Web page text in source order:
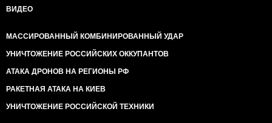
ВИДЕО
МАССИРОВАННЫЙ КОМБИНИРОВАННЫЙ УДАР
УНИЧТОЖЕНИЕ РОССИЙСКИХ ОККУПАНТОВ
АТАКА ДРОНОВ НА РЕГИОНЫ РФ
РАКЕТНАЯ АТАКА НА КИЕВ
УНИЧТОЖЕНИЕ РОССИЙСКОЙ ТЕХНИКИ